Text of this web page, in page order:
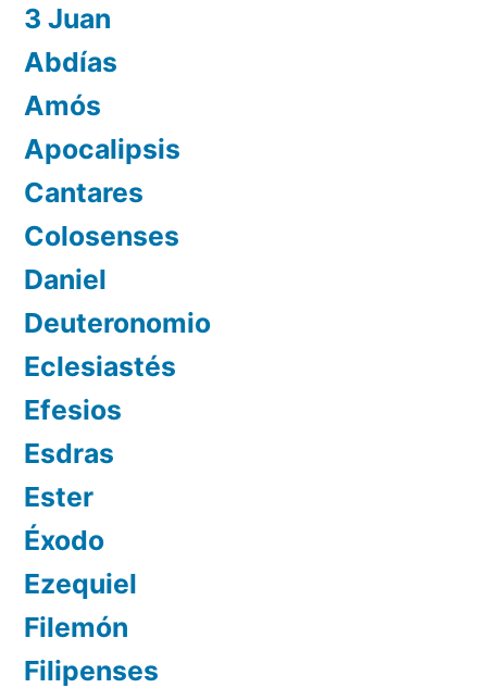
3 Juan
Abdías
Amós
Apocalipsis
Cantares
Colosenses
Daniel
Deuteronomio
Eclesiastés
Efesios
Esdras
Ester
Éxodo
Ezequiel
Filemón
Filipenses